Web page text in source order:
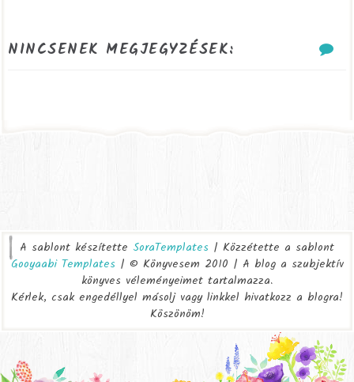
NINCSENEK MEGJEGYZÉSEK:
A sablont készítette SoraTemplates | Közzétette a sablont
Gooyaabi Templates | © Könyvesem 2010 | A blog a szubjektív
könyves véleményeimet tartalmazza.
Kérlek, csak engedéllyel másolj vagy linkkel hivatkozz a blogra!
Köszönöm!